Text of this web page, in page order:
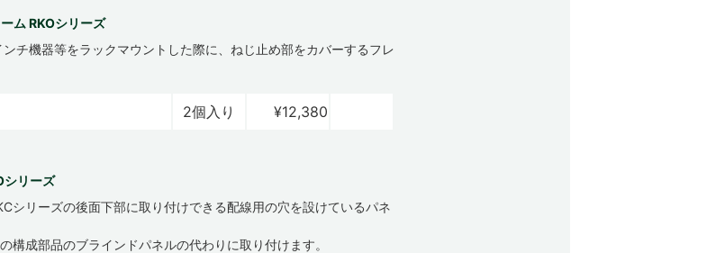
ム RKOシリーズ
チ機器等をラックマウントした際に、ねじ止め部をカバーするフレ
2個入り ¥12,380
シリーズ
シリーズの後面下部に取り付けできる配線用の穴を設けているパネ
構成部品のブラインドパネルの代わりに取り付けます。